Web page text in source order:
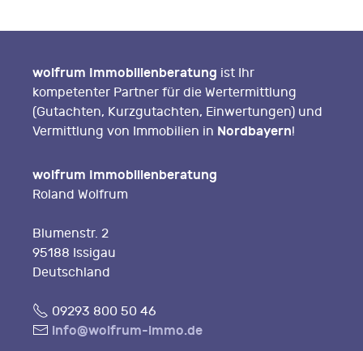
wolfrum Immobilienberatung ist Ihr
kompetenter Partner für die Wertermittlung
(Gutachten, Kurzgutachten, Einwertungen) und
Vermittlung von Immobilien in Nordbayern!
wolfrum Immobilienberatung
Roland Wolfrum
Blumenstr. 2
95188 Issigau
Deutschland
Fon09293 800 50 46
E- info@wolfrum-immo.de